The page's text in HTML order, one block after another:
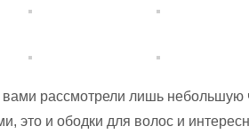
рассмотрели лишь небольшую
это и ободки для волос и